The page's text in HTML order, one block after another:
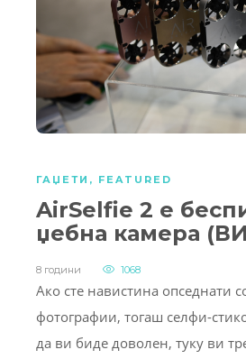
ГАЏЕТИ , FEATURED
AirSelfie 2 е
џебна камера
8 години 1068
Ако сте навистина опседнати
фотографии, тогаш селфи-
да ви биде доволен, туку ви